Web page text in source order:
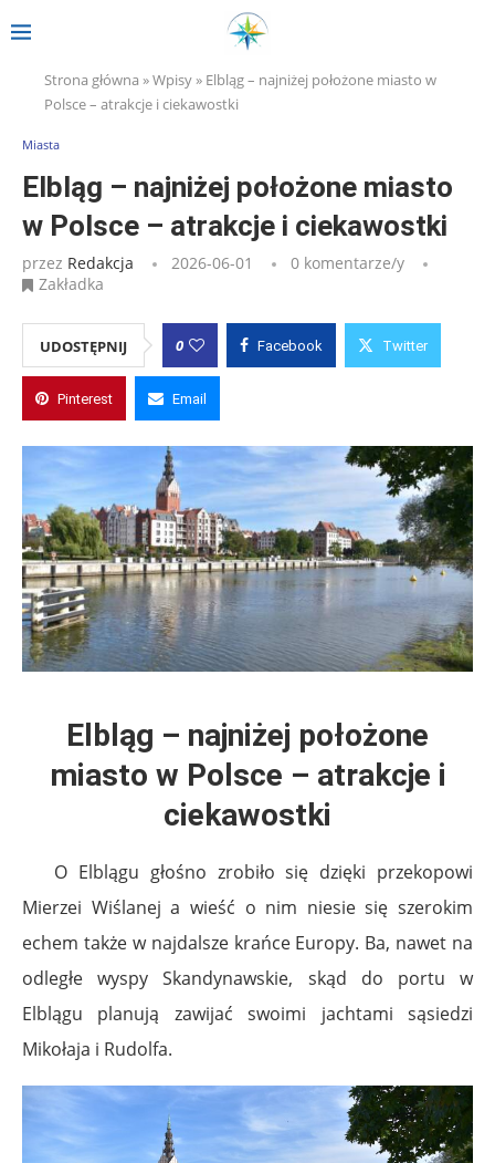
Strona główna »Wpisy» Elbląg – najniżej położone miasto w
Polsce – atrakcje i ciekawostki
Miasta
Elbląg – najniżej położone miasto
w Polsce – atrakcje i ciekawostki
przez Redakcja 2026-06-01
0 komentarze/y
Zakładka
UDOSTĘPNIJ 0 Facebook Twitter
Pinterest Email
Elbląg – najniżej położone
miasto w Polsce – atrakcje i
ciekawostki
O Elblągu głośno zrobiło się dzięki przekopowi
Mierzei Wiślanej a wieść o nim niesie się szerokim
echem także w najdalsze krańce Europy. Ba, nawet na
odległe wyspy Skandynawskie, skąd do portu w
Elblągu planują zawijać swoimi jachtami sąsiedzi
Mikołaja i Rudolfa.